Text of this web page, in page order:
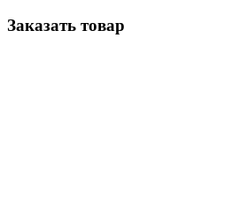
Заказать товар